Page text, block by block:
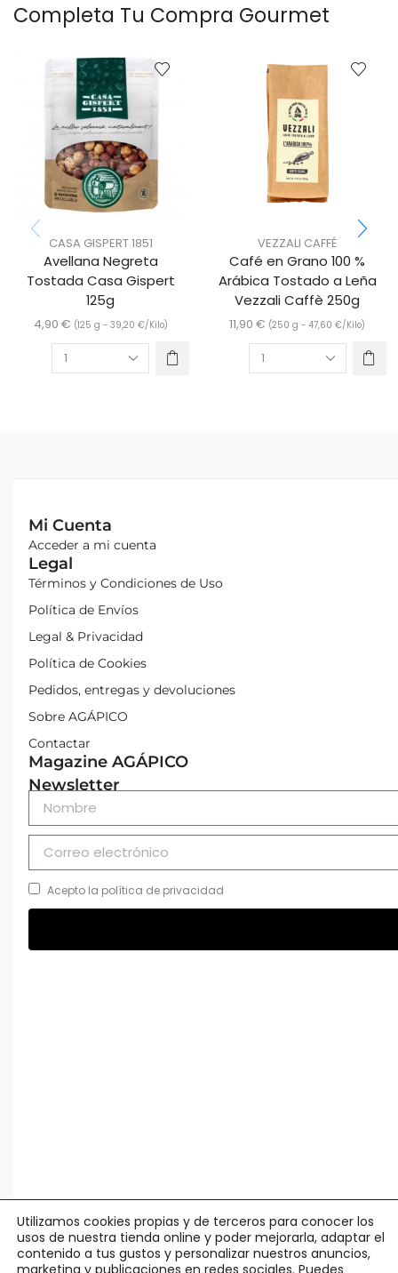
Completa Tu Compra Gourmet
CASA GISPERT 1851
Avellana Negreta
Tostada Casa Gispert
125g
4,90 € (125 g - 39,20 €/Kilo)
VEZZALI CAFFÉ
Café en Grano 100 %
Arábica Tostado a Leña
Vezzali Caffè 250g
11,90€ (250 g -47,60€/Kilo)
Mi Cuenta
Acceder a mi cuenta
Legal
Términos y Condiciones de Uso
Política de Envíos
Legal & Privacidad
Política de Cookies
Pedidos, entregas y devoluciones
Sobre AGÁPICO
Contactar
Magazine AGÁPICO
Newsletter
Acepto la política de privacidad
Utilizamos cookies propias y de terceros para conocer los
usos de nuestra tienda online y poder mejorarla, adaptar el
contenido a tus gustos y personalizar nuestros anuncios,
marketing y publicaciones en redes sociales. Puedes